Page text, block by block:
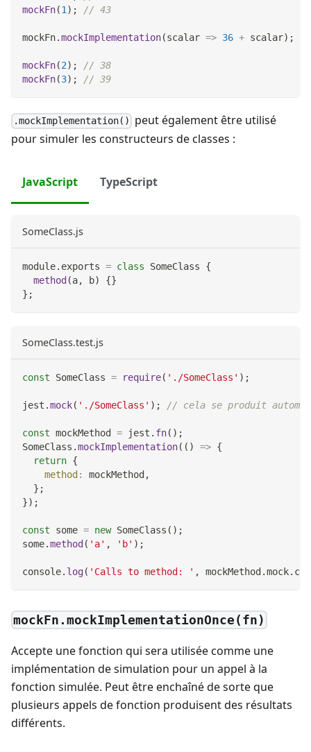
mockFn(1) ; // 43
mockFn.mockImplementation(scalar => 36 + scalar) ;
mockFn(2) ;
// 38
mockFn(3) ; // 39
.mockImplementation()
peut également être utilisé
pour simuler les constructeurs de classes :
JavaScript TypeScript
SomeClass.js
module. exports = class SomeClass
{
method(a, b) {}
} ;
SomeClass.test.js
const SomeClass = require( './SomeClass' ) ;
jest .mock( './SomeClass' ) ; // cela se produit
const mockMethod = jest . fn( ) ;
SomeClass .mockImplementation( ( ) => {
return {
method: mockMethod,
} ;
}) ;
const some = new SomeClass ( ) ;
some.method( 'a' , 'b' ) ;
console. log( 'Calls to method: ' , mockMethod.mock.
mockFn.mockImplementationOnce(fn)
Accepte une fonction qui sera utilisée comme une
implémentation de simulation pour un appel à la
fonction simulée. Peut être enchaîné de sorte que
plusieurs appels de fonction produisent des résultats
différents.